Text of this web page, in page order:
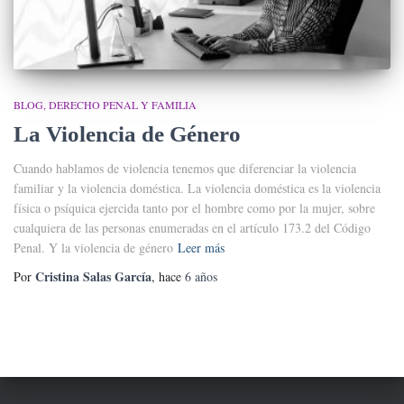
BLOG DERECHO PENAL Y FAMILIA
La Violencia de Género
Cuando hablamos de violencia tenemos que diferenciar la violencia
familiar y la violencia doméstica. La violencia doméstica es la violencia
física o psíquica ejercida tanto por el hombre como por la mujer, sobre
cualquiera de las personas enumeradas en el artículo 173.2 del Código
Penal. Y la violencia de género Leer más
Por Cristina Salas García, hace 6 años